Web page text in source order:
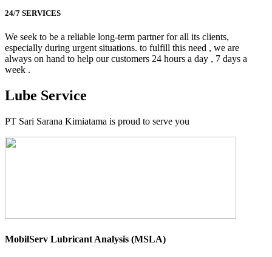
24/7 SERVICES
We seek to be a reliable long-term partner for all its clients,
especially during urgent situations. to fulfill this need , we are
always on hand to help our customers 24 hours a day , 7 days a
week .
Lube Service
PT Sari Sarana Kimiatama is proud to serve you
MobilServ Lubricant Analysis (MSLA)